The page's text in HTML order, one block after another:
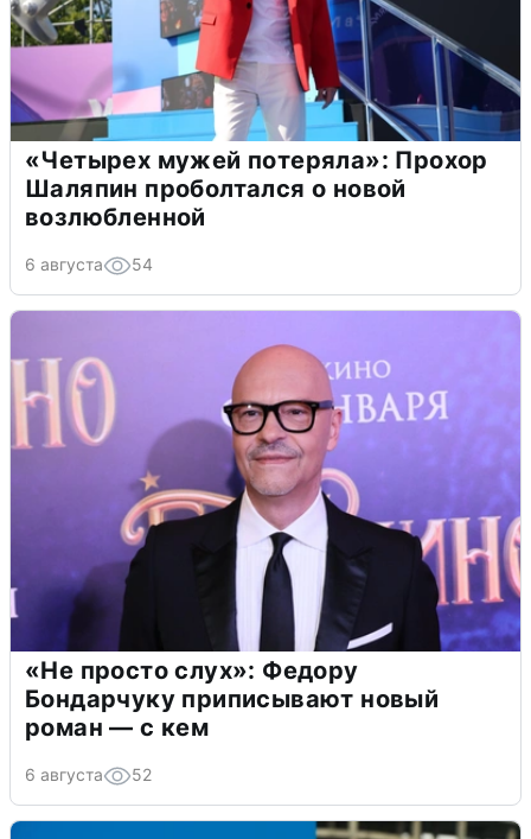
«Четырех мужей потеряла»: Прохор
Шаляпин проболтался о новой
возлюбленной
6 августа 54
«Не просто слух»: Федору
Бондарчуку приписывают новый
роман — с кем
6 августа 52